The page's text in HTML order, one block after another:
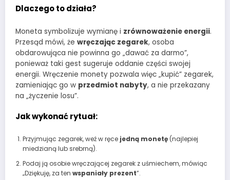
Dlaczego to działa?
Moneta symbolizuje wymianę i zrównoważenie energii.
Przesąd mówi, że wręczając zegarek, osoba
obdarowująca nie powinna go „dawać za darmo”,
ponieważ taki gest sugeruje oddanie części swojej
energii. Wręczenie monety pozwala więc „kupić” zegarek,
zamieniając go w przedmiot nabyty, a nie przekazany
na „życzenie losu”.
Jak wykonać rytuał:
Przyjmując zegarek, weź w ręce jedną monetę(najlepiej
miedzianą lub srebrną).
Podaj ją osobie wręczającej zegarek z uśmiechem, mówiąc
„Dziękuję, za ten wspaniały prezent”.